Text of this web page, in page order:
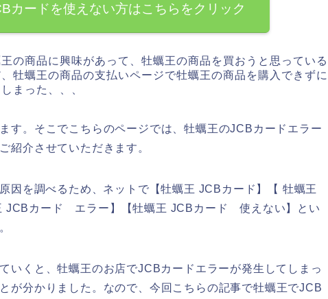
カードを使えない方はこちらをクリック
の商品に興味があって、牡蠣王の商品を買おうと思っている
牡蠣王の商品の支払いページで牡蠣王の商品を購入できずに
まった、、、
す。そこでこちらのページでは、牡蠣王のJCBカードエラー
紹介させていただきます。
因を調べるため、ネットで【牡蠣王 JCBカード】【 牡蠣王
カード エラー】【牡蠣王 JCBカード 使えない】とい
いくと、牡蠣王のお店でJCBカードエラーが発生してしまっ
が分かりました。なので、今回こちらの記事で牡蠣王でJCB